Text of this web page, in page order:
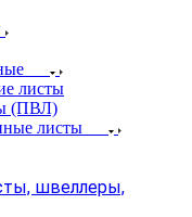
листы
(ПВЛ)
листы
швеллеры,